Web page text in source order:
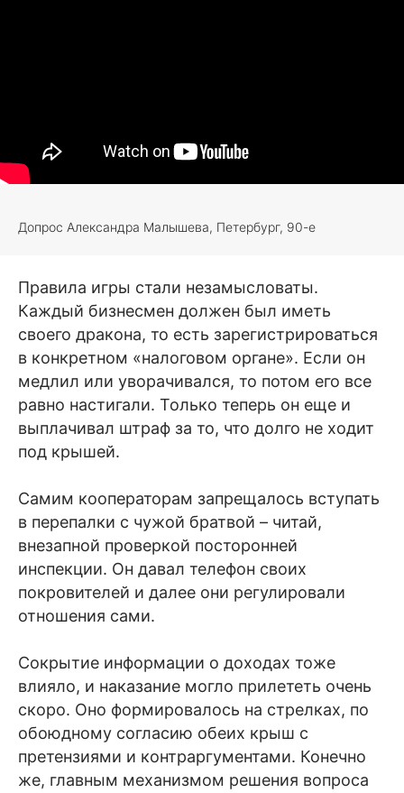
Допрос Александра Малышева, Петербург, 90-е
Правила игры стали незамысловаты.
Каждый бизнесмен должен был иметь
своего дракона, то есть зарегистрироваться
в конкретном «налоговом органе». Если он
медлил или уворачивался, то потом его все
равно настигали. Только теперь он еще и
выплачивал штраф за то, что долго не ходит
под крышей.
Самим кооператорам запрещалось вступать
в перепалки с чужой братвой – читай,
внезапной проверкой посторонней
инспекции. Он давал телефон своих
покровителей и далее они регулировали
отношения сами.
Сокрытие информации о доходах тоже
влияло, и наказание могло прилететь очень
скоро. Оно формировалось на стрелках, по
обоюдному согласию обеих крыш с
претензиями и контраргументами. Конечно
же, главным механизмом решения вопроса